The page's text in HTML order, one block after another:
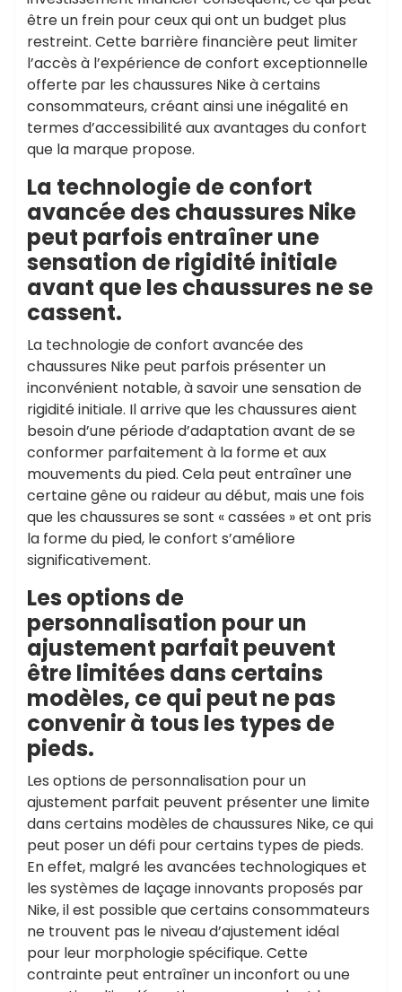
être un frein pour ceux qui ont un budget plus
restreint. Cette barrière financière peut limiter
l’accès à l’expérience de confort exceptionnelle
offerte par les chaussures Nike à certains
consommateurs, créant ainsi une inégalité en
termes d’accessibilité aux avantages du confort
que la marque propose.
La technologie de confort
avancée des chaussures Nike
peut parfois entraîner une
sensation de rigidité initiale
avant que les chaussures ne se
cassent.
La technologie de confort avancée des
chaussures Nike peut parfois présenter un
inconvénient notable, à savoir une sensation de
rigidité initiale. Il arrive que les chaussures aient
besoin d’une période d’adaptation avant de se
conformer parfaitement à la forme et aux
mouvements du pied. Cela peut entraîner une
certaine gêne ou raideur au début, mais une fois
que les chaussures se sont « cassées » et ont pris
la forme du pied, le confort s’améliore
significativement.
Les options de
personnalisation pour un
ajustement parfait peuvent
être limitées dans certains
modèles, ce qui peut ne pas
convenir à tous les types de
pieds.
Les options de personnalisation pour un
ajustement parfait peuvent présenter une limite
dans certains modèles de chaussures Nike, ce qui
peut poser un défi pour certains types de pieds.
En effet, malgré les avancées technologiques et
les systèmes de laçage innovants proposés par
Nike, il est possible que certains consommateurs
ne trouvent pas le niveau d’ajustement idéal
pour leur morphologie spécifique. Cette
contrainte peut entraîner un inconfort ou une